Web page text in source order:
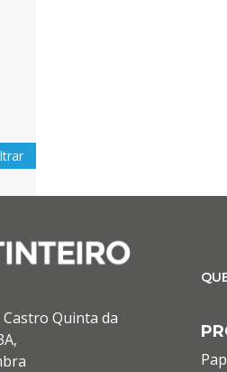
Castro Quinta da